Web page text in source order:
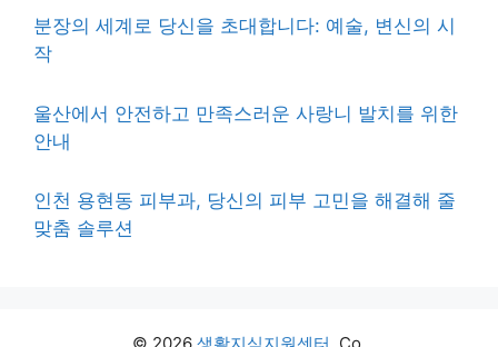
분장의 세계로 당신을 초대합니다: 예술, 변신의 시
작
울산에서 안전하고 만족스러운 사랑니 발치를 위한
안내
인천 용현동 피부과, 당신의 피부 고민을 해결해 줄
맞춤 솔루션